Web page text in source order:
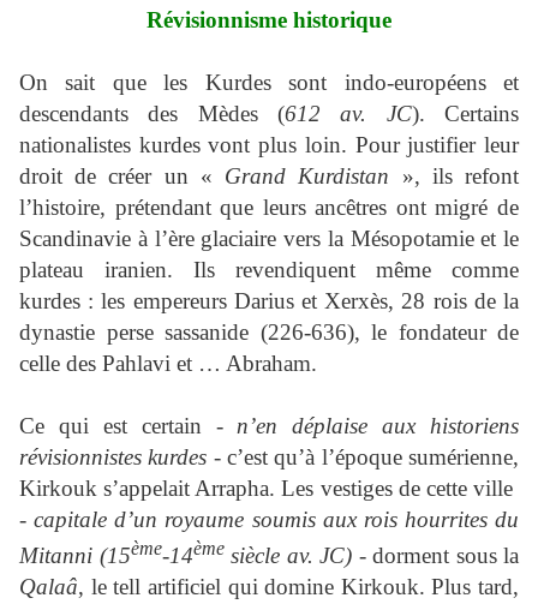
Révisionnisme historique
On sait que les Kurdes sont indo-européens et
descendants des Mèdes (612 av. JC). Certains
nationalistes kurdes vont plus loin. Pour justifier leur
droit de créer un « Grand Kurdistan », ils refont
l’histoire, prétendant que leurs ancêtres ont migré de
Scandinavie à l’ère glaciaire vers la Mésopotamie et le
plateau iranien. Ils revendiquent même comme
kurdes : les empereurs Darius et Xerxès, 28 rois de la
dynastie perse sassanide (226-636), le fondateur de
celle des Pahlavi et … Abraham.
Ce qui est certain - n’en déplaise aux historiens
révisionnistes kurdes - c’est qu’à l’époque sumérienne,
Kirkouk s’appelait Arrapha. Les vestiges de cette ville
-capitale d’un royaume soumis aux rois hourrites du
Mitanni (15ème-14èmesiècle av. JC) - dorment sous la
Qalaâ, le tell artificiel qui domine Kirkouk. Plus tard,